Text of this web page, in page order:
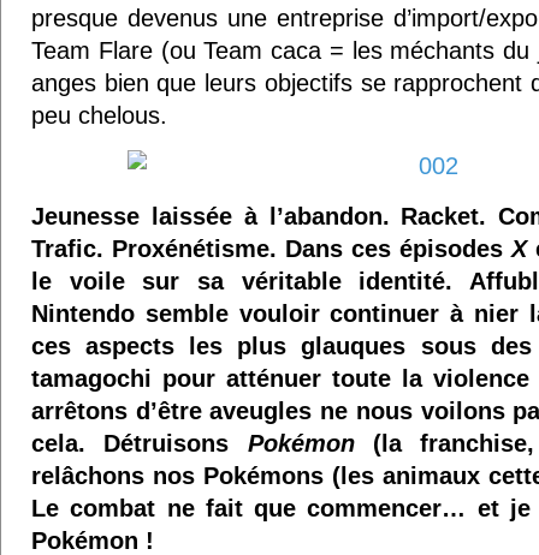
presque devenus une entreprise d’import/
Team Flare (ou Team caca = les méchants
anges bien que leurs objectifs se rapprochent
peu chelous.
Jeunesse laissée à l’abandon. Racket.
Trafic. Proxénétisme. Dans ces épisodes X
le voile sur sa véritable identité.
Nintendo semble vouloir continuer à nier
ces aspects les plus glauques sous
tamagochi pour atténuer toute la
arrêtons d’être aveugles ne nous voilons
cela. Détruisons Pokémon(la
relâchons nos Pokémons (les animaux
Le combat ne fait que commencer… et
Pokémon !